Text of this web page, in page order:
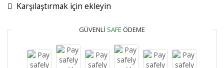
Karşılaştırmak için ekleyin
GÜVENLI SAFE ÖDEME